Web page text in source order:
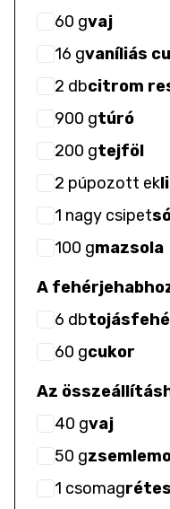
60 gvaj
16 gvaníliás
2 dbcitrom
900 gtúró
200 gtejföl
2 púpozott ek
1 nagy csipet
100 gmazsola
A
6 db
60 gcukor
Az
40 gvaj
50 g
1 csomag